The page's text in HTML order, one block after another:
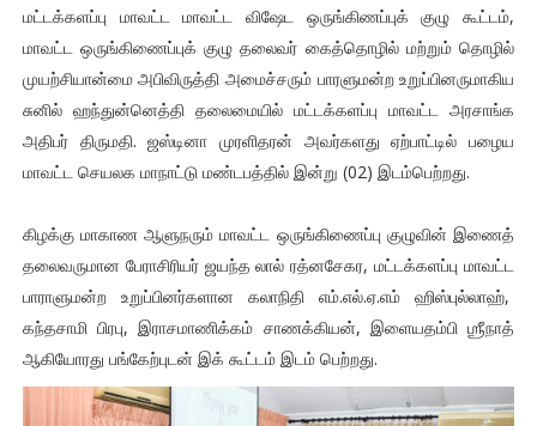
மட்டக்களப்பு மாவட்ட மாவட்ட விஷேட ஒருங்கிணப்புக் குழு கூட்டம்,
மாவட்ட ஒருங்கிணைப்புக் குழு தலைவர் கைத்தொழில் மற்றும் தொழில்
முயற்சியான்மை அபிவிருத்தி அமைச்சரும் பாரளுமன்ற உறுப்பினருமாகிய
சுனில் ஹந்துன்னெத்தி தலைமையில் மட்டக்களப்பு மாவட்ட அரசாங்க
அதிபர் திருமதி. ஜஸ்டினா முரளிதரன் அவர்களது ஏற்பாட்டில் பழைய
மாவட்ட செயலக மாநாட்டு மண்டபத்தில் இன்று (02) இடம்பெற்றது.
கிழக்கு மாகாண ஆளுநரும் மாவட்ட ஒருங்கிணைப்பு குழுவின் இணைத்
தலைவருமான பேராசிரியர் ஜயந்த லால் ரத்னசேகர, மட்டக்களப்பு மாவட்ட
பாராளுமன்ற உறுப்பினர்களான கலாநிதி எம்.எல்.ஏ.எம் ஹிஸ்புல்லாஹ்,
கந்தசாமி பிரபு, இராசமாணிக்கம் சாணக்கியன், இளையதம்பி ஶ்ரீநாத்
ஆகியோரது பங்கேற்புடன் இக் கூட்டம் இடம் பெற்றது.